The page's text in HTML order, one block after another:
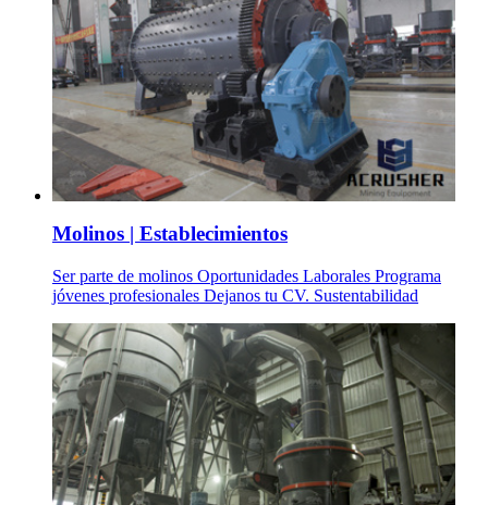
Molinos | Establecimientos
Ser parte de molinos Oportunidades Laborales Programa
jóvenes profesionales Dejanos tu CV. Sustentabilidad